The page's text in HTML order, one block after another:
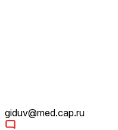
giduv@med.cap.ru